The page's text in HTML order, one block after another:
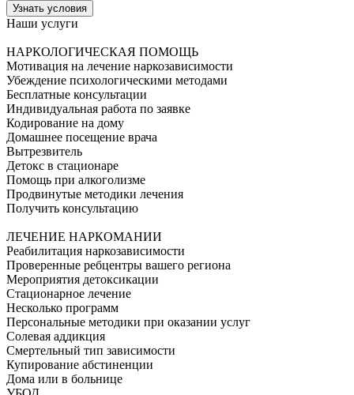
Узнать условия
Наши услуги
НАРКОЛОГИЧЕСКАЯ ПОМОЩЬ
Мотивация на лечение наркозависимости
Убеждение психологическими методами
Бесплатные консультации
Индивидуальная работа по заявке
Кодирование на дому
Домашнее посещение врача
Вытрезвитель
Детокс в стационаре
Помощь при алкоголизме
Продвинутые методики лечения
Получить консультацию
ЛЕЧЕНИЕ НАРКОМАНИИ
Реабилитация наркозависимости
Проверенные ребцентры вашего региона
Мероприятия детоксикации
Стационарное лечение
Несколько программ
Персональные методики при оказании услуг
Солевая аддикция
Смертельный тип зависимости
Купирование абстиненции
Дома или в больнице